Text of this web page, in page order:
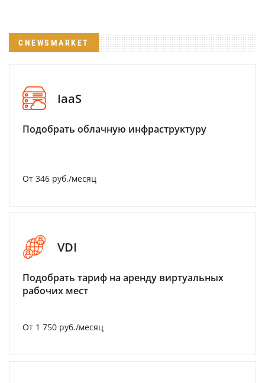
CNEWSMARKET
IaaS
Подобрать облачную инфраструктуру
От 346 руб./месяц
VDI
Подобрать тариф на аренду виртуальных
рабочих мест
От 1 750 руб./месяц